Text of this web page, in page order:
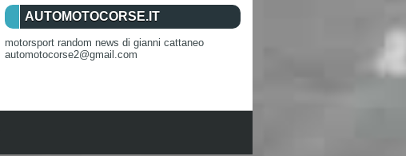
AUTOMOTOCORSE.IT
motorsport random news di gianni cattaneo
automotocorse2@gmail.com